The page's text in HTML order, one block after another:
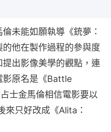
未能如願執導《銃夢：
他在製作過程的參與度
出影像美學的觀點，連
影原名是《Battle
士金馬倫相信電影要以
來只好改成《Alita：